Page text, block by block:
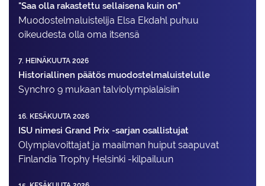
"Saa olla rakastettu sellaisena kuin on"
Muodostelma­luistelija Elsa Ekdahl puhuu
oikeudesta olla oma itsensä
7. HEINÄKUUTA 2026
Historiallinen päätös muodostelmaluistelulle
Synchro 9 mukaan talviolympialaisiin
16. KESÄKUUTA 2026
ISU nimesi Grand Prix -sarjan osallistujat
Olympiavoittajat ja maailman huiput saapuvat
Finlandia Trophy Helsinki -kilpailuun